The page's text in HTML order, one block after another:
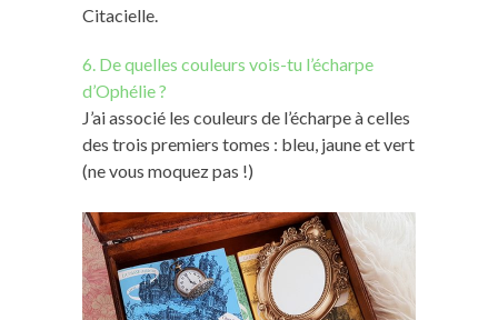
Citacielle.
6. De quelles couleurs vois-tu l’écharpe
d’Ophélie ?
J’ai associé les couleurs de l’écharpe à celles
des trois premiers tomes : bleu, jaune et vert
(ne vous moquez pas !)